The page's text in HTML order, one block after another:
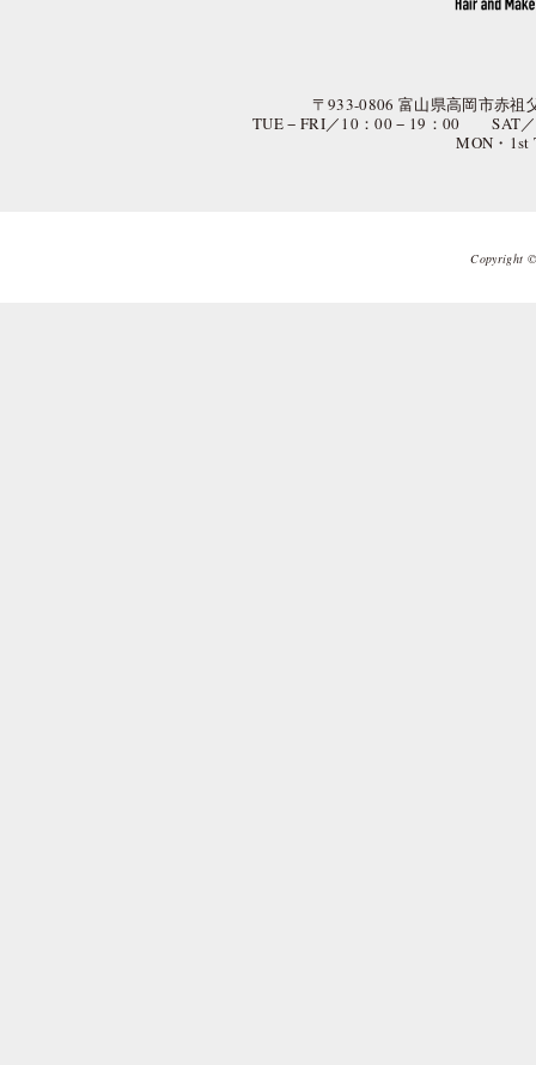
〒933-0806 富山県高岡市赤
TUE − FRI／10：00 − 19：00 SAT
MON・1st
Copyright